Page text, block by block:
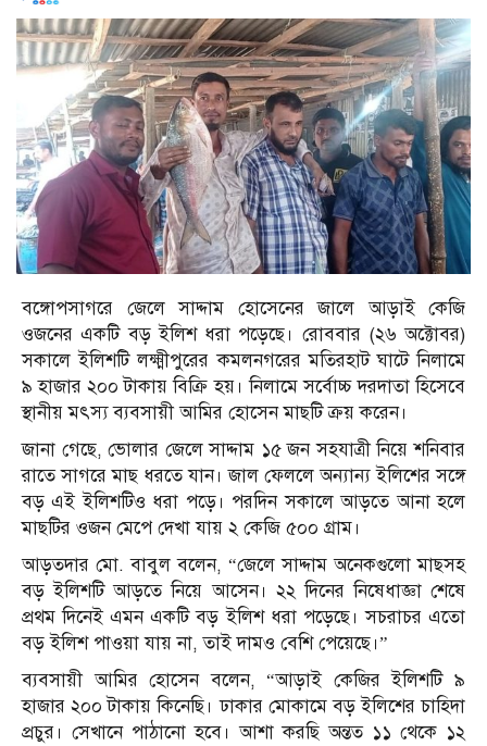
বঙ্গোপসাগরে জেলে সাদ্দাম হোসেনের জালে আড়াই কেজি
ওজনের একটি বড় ইলিশ ধরা পড়েছে। রোববার (২৬ অক্টোবর)
সকালে ইলিশটি লক্ষ্মীপুরের কমলনগরের মতিরহাট ঘাটে নিলামে
৯ হাজার ২০০ টাকায় বিক্রি হয়। নিলামে সর্বোচ্চ দরদাতা হিসেবে
স্থানীয় মৎস্য ব্যবসায়ী আমির হোসেন মাছটি ক্রয় করেন।
জানা গেছে, ভোলার জেলে সাদ্দাম ১৫ জন সহযাত্রী নিয়ে শনিবার
রাতে সাগরে মাছ ধরতে যান। জাল ফেললে অন্যান্য ইলিশের সঙ্গে
বড় এই ইলিশটিও ধরা পড়ে। পরদিন সকালে আড়তে আনা হলে
মাছটির ওজন মেপে দেখা যায় ২ কেজি ৫০০ গ্রাম।
আড়তদার মো. বাবুল বলেন, “জেলে সাদ্দাম অনেকগুলো মাছসহ
বড় ইলিশটি আড়তে নিয়ে আসেন। ২২ দিনের নিষেধাজ্ঞা শেষে
প্রথম দিনেই এমন একটি বড় ইলিশ ধরা পড়েছে। সচরাচর এতো
বড় ইলিশ পাওয়া যায় না, তাই দামও বেশি পেয়েছে।”
ব্যবসায়ী আমির হোসেন বলেন, “আড়াই কেজির ইলিশটি ৯
হাজার ২০০ টাকায় কিনেছি। ঢাকার মোকামে বড় ইলিশের চাহিদা
প্রচুর। সেখানে পাঠানো হবে। আশা করছি অন্তত ১১ থেকে ১২